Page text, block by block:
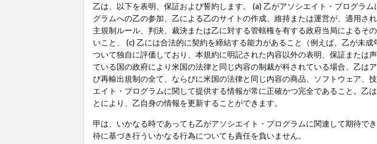
乙は、以下を表明、保証および誓約します。 (a) 乙がアソシエイト・プログラ
グラムへの乙の参加、乙による乙のサイトの作成、維持または運営が、適用
主規制ルール、判決、裁決または乙に対する管轄権を有する政府当局による
いこと、 (c) 乙には合法的に契約を締結する能力があること（例えば、乙が未
ついて独自に評価しており、本規約に明記された内容以外の表明、保証または
ている国の政府により米国の法律と同じ内容の制裁が科されている場合、乙は
び再輸出規制の全て、ならびに米国の法律と同じ内容の商品、ソフトウェア、
エイト・プログラムに関して提供する情報が常に正確かつ完全であること。
とにより、乙自身の情報を更新することができます。
甲は、いかなる時であっても乙がアソシエイト・プログラムに関連して期待
待に基づき行ういかなる行為についても責任を負いません。